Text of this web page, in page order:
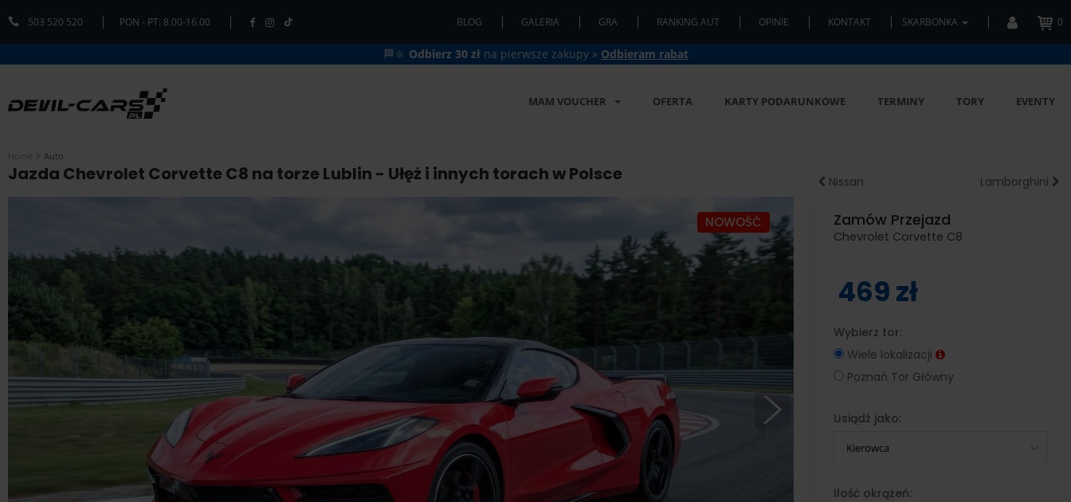
503 520 520 PON - PT: 8.00-16.00 BLOG GALERIA GRA RANKING AUT OPINIE KONTAKT SKARBONKA 0
🏁🔆 Odbierz 30 zł na pierwsze zakupy » Odbieram rabat
MAM VOUCHER OFERTA KARTY PODARUNKOWE TERMINY TORY EVENTY
Home Auto
Jazda Chevrolet Corvette C8 na torze Lublin - Ułęż i innych torach w Polsce
NOWOŚĆ
Nissan Lamborghini
Zamów Przejazd
Chevrolet Corvette C8
469 zł
Wybierz tor:
Wiele lokalizacji
Poznań Tor Główny
Usiądź jako:
Kierowca
Ilość okrążeń: